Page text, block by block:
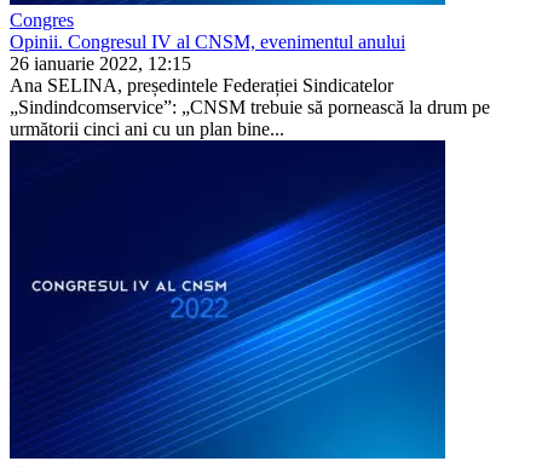
Congres
Opinii. Congresul IV al CNSM, evenimentul anului
26 ianuarie 2022, 12:15
Ana SELINA, președintele Federației Sindicatelor
„Sindindcomservice”: „CNSM trebuie să pornească la drum pe
următorii cinci ani cu un plan bine...